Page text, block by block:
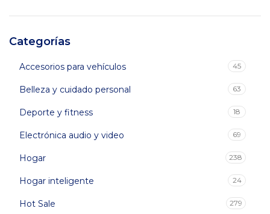
Categorías
Accesorios para vehículos 45
Belleza y cuidado personal 63
Deporte y fitness 18
Electrónica audio y video 69
Hogar 238
Hogar inteligente 24
Hot Sale 279